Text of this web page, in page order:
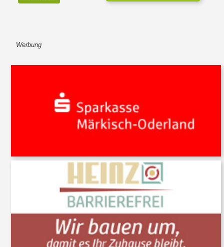
Werbung